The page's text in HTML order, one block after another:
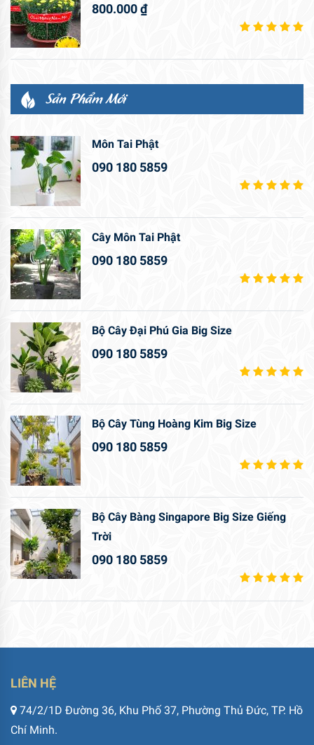
800.000₫
Sản Phẩm Mới
Môn Tai Phật
090 180 5859
Cây Môn Tai Phật
090 180 5859
Bộ Cây Đại Phú Gia Big Size
090 180 5859
Bộ Cây Tùng Hoàng Kim Big Size
090 180 5859
Bộ Cây Bàng Singapore Big Size Giếng
Trời
090 180 5859
LIÊN HỆ
74/2/1D Đường 36, Khu Phố 37, Phường Thủ Đức, TP. Hồ
Chí Minh.